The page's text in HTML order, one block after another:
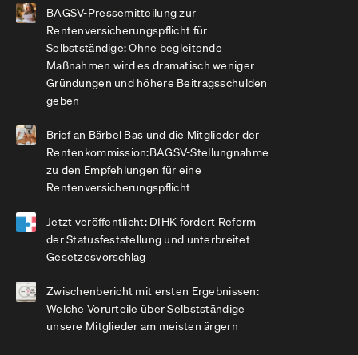
BAGSV-Pressemitteilung zur
Rentenversicherungspflicht für
Selbstständige: Ohne begleitende
Maßnahmen wird es dramatisch weniger
Gründungen und höhere Beitragsschulden
geben
Brief an Bärbel Bas und die Mitglieder der
Rentenkommission:BAGSV-Stellungnahme
zu den Empfehlungen für eine
Rentenversicherungspflicht
Jetzt veröffentlicht: DIHK fordert Reform
der Statusfeststellung und unterbreitet
Gesetzesvorschlag
Zwischenbericht mit ersten Ergebnissen:
Welche Vorurteile über Selbstständige
unsere Mitglieder am meisten ärgern